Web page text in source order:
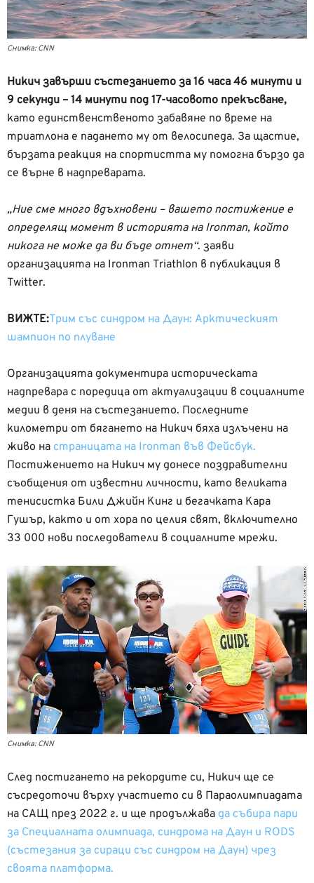
Снимка: CNN
Никич завърши състезанието за 16 часа 46 минути и
9 секунди – 14 минути под 17-часовото прекъсване,
като единственственото забавяне по време на
триатлона е падането му от велосипеда. За щастие,
бързата реакция на спортистта му помогна бързо да
се върне в надпреварата.
„Ние сме много вдъхновени – вашето постижение е
определящ момент в историята на Ironman, който
никога не може да ви бъде отнет“. заяви
организацията на Ironman Triathlon в публикация в
Twitter.
ВИЖТЕ:Трим със синдром на Даун: Арктическият
шампион по плуване
Организацията документира историческата
надпревара с поредица от актуализации в социалните
медии в деня на състезанието. Последните
километри от бягането на Никич бяха излъчени на
живо на страницата на Ironman във Фейсбук.
Постижението на Никич му донесе поздравителни
съобщения от известни личности, като великата
тенисистка Били Джийн Кинг и бегачката Кара
Гушър, както и от хора по целия свят, включително
33 000 нови последователи в социалните мрежи.
Снимка: CNN
След постигането на рекордите си, Никич ще се
съсредоточи върху участието си в Параолимпиадата
на САЩ през 2022 г. и ще продължава да събира пари
за Специалната олимпиада, синдрома на Даун и RODS
(състезания за сираци със синдром на Даун) чрез
своята платформа.